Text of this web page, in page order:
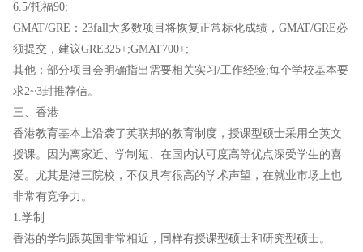
6.5/托福90;
GMAT/GRE：23fall大多数项目将恢复正常标化成绩，GMAT/GRE必
须提交，建议GRE325+;GMAT700+;
其他：部分项目会明确指出需要相关实习/工作经验;每个学校基本要
求2~3封推荐信。
三、香港
香港教育基本上沿袭了英联邦的教育制度，授课型硕士采用全英文
授课。因为离家近、学制短、在国内认可度高等优点深受学生的喜
爱。尤其是港三院校，不仅具有很高的学术声望，在就业市场上也
非常有竞争力。
1.学制
香港的学制跟英国非常相近，同样有授课型硕士和研究型硕士。